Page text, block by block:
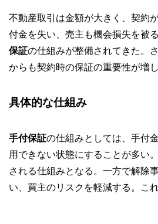
不動産取引は金額が大きく、契約
付金を失い、売主も機会損失を被
保証の仕組みが整備されてきた。
からも契約時の保証の重要性が増
具体的な仕組み
手付保証の仕組みとしては、手付
用できない状態にすることが多い
される仕組みとなる。一方で解除
い、買主のリスクを軽減する。こ